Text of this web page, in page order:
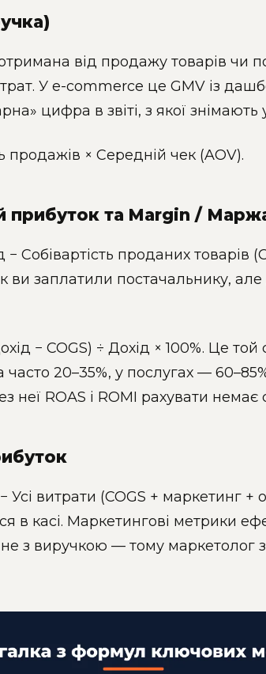
від продажу товарів чи
У e-commerce це GMV із
цифра в звіті, з якої знімають
продажів × Середній чек (AOV).
прибуток та Margin /
− Собівартість проданих товарів
ви заплатили постачальнику,
− COGS) ÷ Дохід × 100%. Це
часто 20–35%, у послугах —
неї ROAS і ROMI рахувати немає
Усі витрати (COGS + маркетинг
в касі. Маркетингові метрики
з виручкою — тому маркетолог